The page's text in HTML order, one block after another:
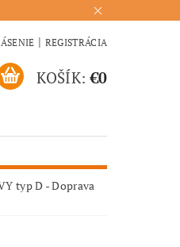
| REGISTRÁCIA
KOŠÍK: €0
typ D - Doprava